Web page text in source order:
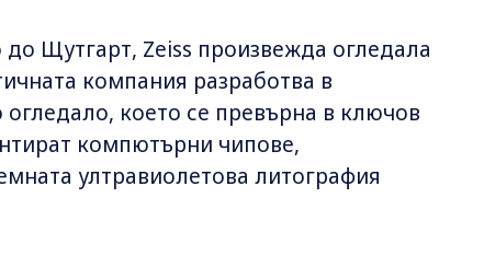
Щутгарт, Zeiss произвежда огледала
компания разработва в
което се превърна в ключов
компютърни чипове,
ултравиолетова литография